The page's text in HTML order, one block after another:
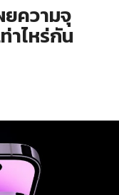
ยความจุ
าไหร่กัน